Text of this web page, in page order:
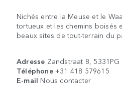
Nichés entre la Meuse et le
tortueux et les chemins boisés
beaux sites de tout-terrain du
Adresse Zandstraat 8, 5331PG
Téléphone +31 418 579615
E-mail Nous contacter